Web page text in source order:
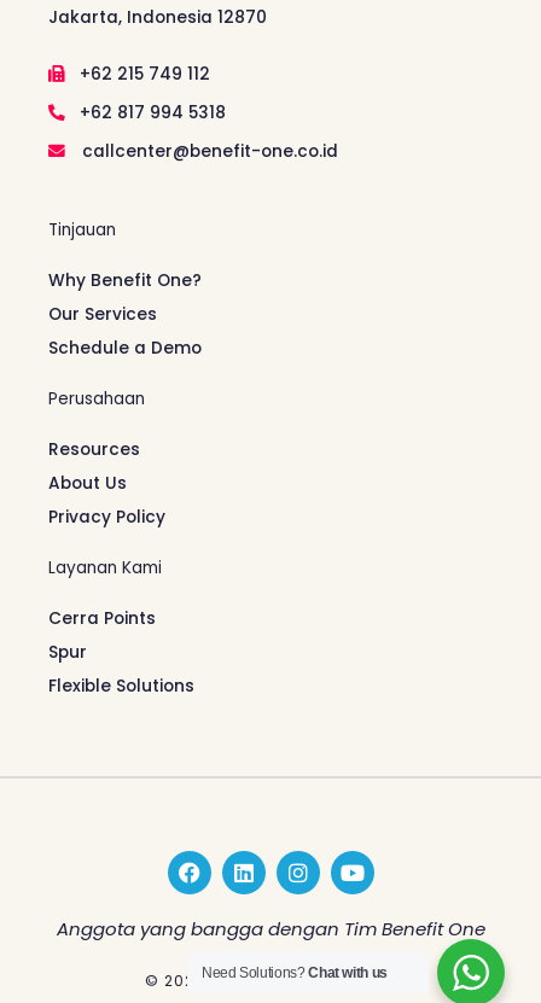
Jakarta, Indonesia 12870
+62 215 749 112
+62 817 994 5318
callcenter@benefit-one.co.id
Tinjauan
Why Benefit One?
Our Services
Schedule a Demo
Perusahaan
Resources
About Us
Privacy Policy
Layanan Kami
Cerra Points
Spur
Flexible Solutions
F
a
c
e
L
i
n
k
e
d
I
n
s
t
a
g
Y
o
u
t
b
Anggota yang bangga dengan Tim Benefit One
© 2026 Benefit One Indonesia
Need Solutions?Chat with us